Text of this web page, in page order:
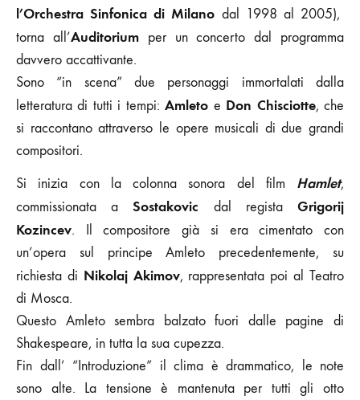
l’Orchestra Sinfonica di Milano dal 1998 al 2005),
torna all’Auditoriumper un concerto dal programma
davvero accattivante.
Sono “in scena” due personaggi immortalati dalla
letteratura di tutti i tempi:Amleto e Don Chisciotte, che
si raccontano attraverso le opere musicali di due grandi
compositori.
Si inizia con la colonna sonora del film Hamlet,
commissionata aSostakovic dal registaGrigorij
Kozincev. Il compositore già si era cimentato con
un’opera sul principe Amleto precedentemente, su
richiesta di Nikolaj Akimov, rappresentata poi al Teatro
di Mosca.
Questo Amleto sembra balzato fuori dalle pagine di
Shakespeare, in tutta la sua cupezza.
Fin dall’ “Introduzione” il clima è drammatico, le note
sono alte. La tensione è mantenuta per tutti gli otto